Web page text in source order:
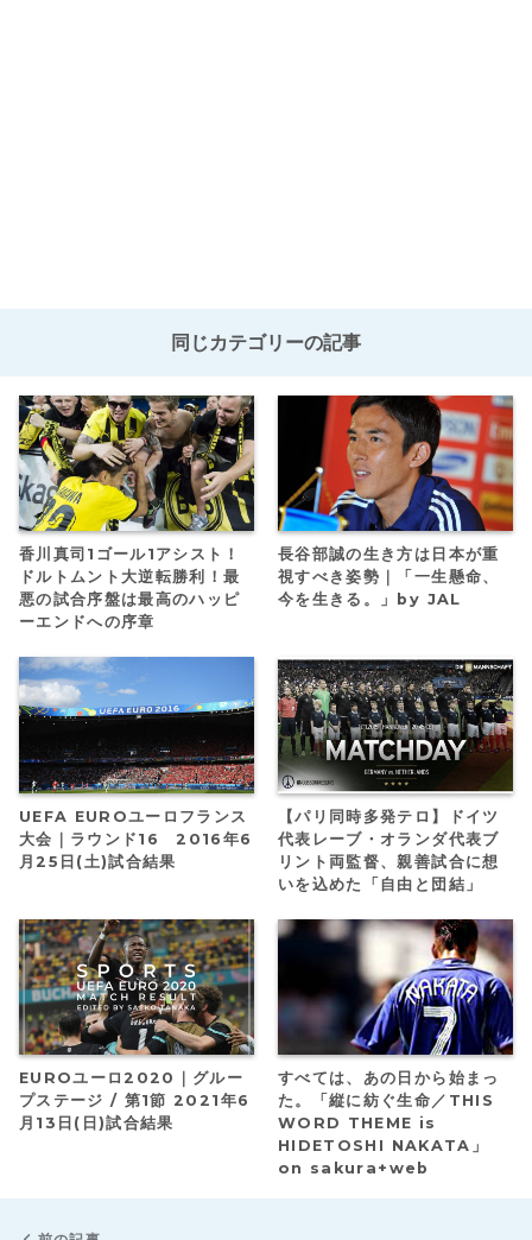
同じカテゴリーの記事
香川真司1ゴール1アシスト！
ドルトムント大逆転勝利！最
悪の試合序盤は最高のハッピ
ーエンドへの序章
長谷部誠の生き方は日本が重
視すべき姿勢｜「一生懸命、
今を生きる。」by JAL
UEFA EUROユーロフランス
大会｜ラウンド16 2016年6
月25日(土)試合結果
【パリ同時多発テロ】ドイツ
代表レーブ・オランダ代表ブ
リント両監督、親善試合に想
いを込めた「自由と団結」
EUROユーロ2020｜グルー
プステージ / 第1節 2021年6
月13日(日)試合結果
すべては、あの日から始まっ
た。「縦に紡ぐ生命／THIS
WORD THEME is
HIDETOSHI NAKATA」
on sakura+web